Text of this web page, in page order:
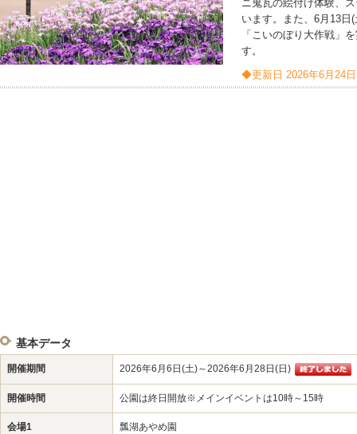
ニ鬼瓦の絵付け体験、
います。また、6月13日
「こいのぼり大作戦」
す。
◆更新日 2026年6月24日
基本データ
開催期間 2026年6月6日(土)～2026年6月28日(日)
開催時間 公園は終日開放※メインイベントは10時～15時
会場1 瓢湖あやめ園